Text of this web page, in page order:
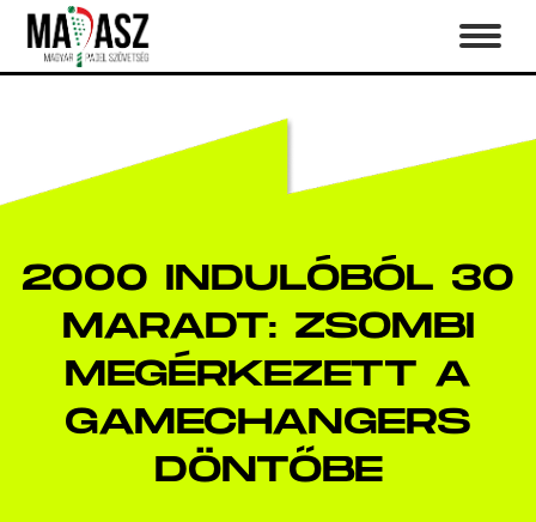
2000 INDULÓBÓL 30
MARADT: ZSOMBI
MEGÉRKEZETT A
GAMECHANGERS
DÖNTŐBE